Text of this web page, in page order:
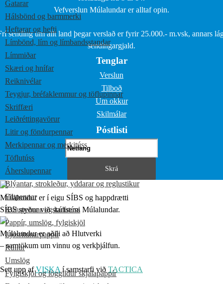
Gatarar
Hálsbönd og barmmerki
Heftarar og hefti
Límbönd, lím og límbandsstandar
Límmiðar
Skæri og hnífar
Reiknivélar
Teygjur, bréfaklemmur og töflupinnar
Skriffæri
Leiðréttingavörur
Litir og föndurpennar
Merkipennar og merkitúss
Töflutúss
Áherslupennar
Blýantar, strokleður, yddarar og reglustikur
Filtpennar
Kúlupennar og kúlutúss
Pappír, umslög, fylgiskjöl
Ljósritunarpappír
Rúllur
Umslög
Fylgiskjöl og löggildur skjalapappír
Vefverslun Múlalundar er alltaf opin.
sending um allt land þegar verslað er fyrir 25.000.- m.vsk, annars
sendingargjald.
Tenglar
Verslun
Tilboð
Um okkur
Skilmálar
Póstlisti
Múlalundur er í eigu SÍBS og happdrætti
SÍBS styður við starfsemi Múlalundar.
Múlalundur er aðili að Hlutverki
– samtökum um vinnu og verkþjálfun.
Sett upp afVISKA í samstarfi við TACTICA